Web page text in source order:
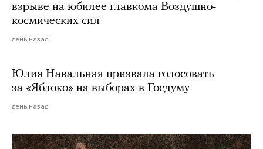
взрыве на юбилее главкома Воздушно-
космических сил
день назад
Юлия Навальная призвала голосовать
за «Яблоко» на выборах в Госдуму
день назад